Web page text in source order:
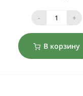
- +
В корзину